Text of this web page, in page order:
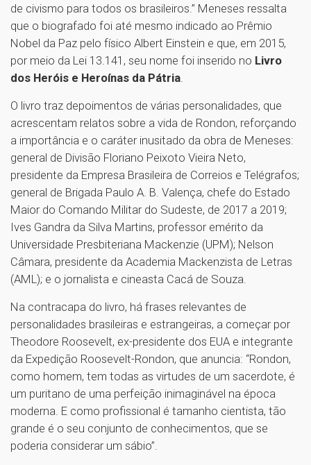
de civismo para todos os brasileiros.” Meneses ressalta
que o biografado foi até mesmo indicado ao Prêmio
Nobel da Paz pelo físico Albert Einstein e que, em 2015,
por meio da Lei 13.141, seu nome foi inserido no Livro
dos Heróis e Heroínas da Pátria
O livro traz depoimentos de várias personalidades, que
acrescentam relatos sobre a vida de Rondon, reforçando
a importância e o caráter inusitado da obra de Meneses:
general de Divisão Floriano Peixoto Vieira Neto,
presidente da Empresa Brasileira de Correios e Telégrafos;
general de Brigada Paulo A. B. Valença, chefe do Estado
Maior do Comando Militar do Sudeste, de 2017 a 2019;
Ives Gandra da Silva Martins, professor emérito da
Universidade Presbiteriana Mackenzie (UPM); Nelson
Câmara, presidente da Academia Mackenzista de Letras
(AML); e o jornalista e cineasta Cacá de Souza.
Na contracapa do livro, há frases relevantes de
personalidades brasileiras e estrangeiras, a começar por
Theodore Roosevelt, ex-presidente dos EUA e integrante
da Expedição Roosevelt-Rondon, que anuncia: “Rondon,
como homem, tem todas as virtudes de um sacerdote, é
um puritano de uma perfeição inimaginável na época
moderna. E como profissional é tamanho cientista, tão
grande é o seu conjunto de conhecimentos, que se
poderia considerar um sábio”.